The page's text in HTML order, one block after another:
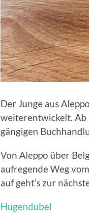
Der Junge aus
weiterentwickelt. Ab
gängigen
Von Aleppo über
aufregende Weg
auf geht’s zur
Hugendubel